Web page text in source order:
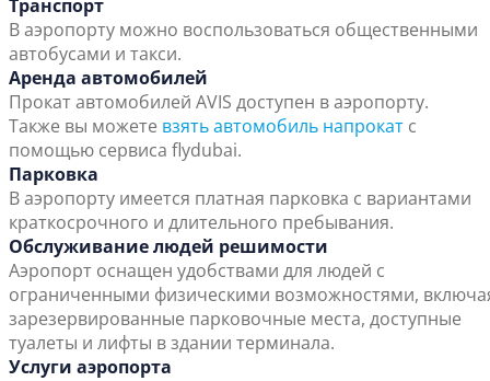
Транспорт
В аэропорту можно воспользоваться общественными
автобусами и такси.
Аренда автомобилей
Прокат автомобилей AVIS доступен в аэропорту.
Также вы можете взять автомобиль напрокат с
помощью сервиса flydubai.
Парковка
В аэропорту имеется платная парковка с вариантами
краткосрочного и длительного пребывания.
Обслуживание людей решимости
Аэропорт оснащен удобствами для людей с
ограниченными физическими возможностями,
зарезервированные парковочные места, доступные
туалеты и лифты в здании терминала.
Услуги аэропорта